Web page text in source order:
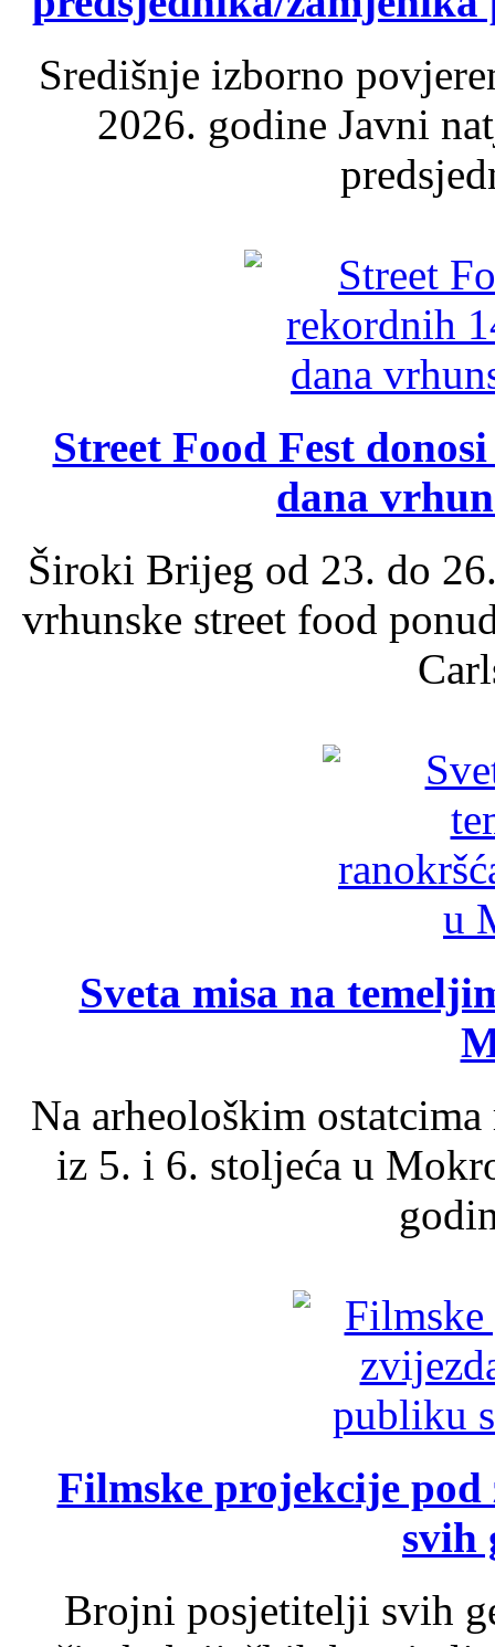
Središnje izborno
2026. godine Javni
Street Food Fest
dana
Široki Brijeg od 23. do
vrhunske street food
Sveta misa na
Na arheološkim
iz 5. i 6. stoljeća u
Filmske projekcije
svih
Brojni posjetitelji svih